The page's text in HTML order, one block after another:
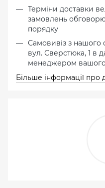
Терміни доставки
замовлень
порядку
Самовивіз з нашого
вул. Сверстюка, 1 в
менеджером
Більше інформації про